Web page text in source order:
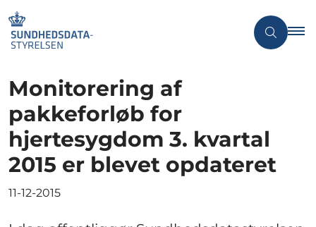
Monitorering af
pakkeforløb for
hjertesygdom 3. kvartal
2015 er blevet opdateret
11-12-2015